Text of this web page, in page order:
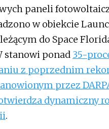
paneli
w obiekcie
do Space
stanowi ponad 35-
z poprzednim
przez
dynamiczny
.